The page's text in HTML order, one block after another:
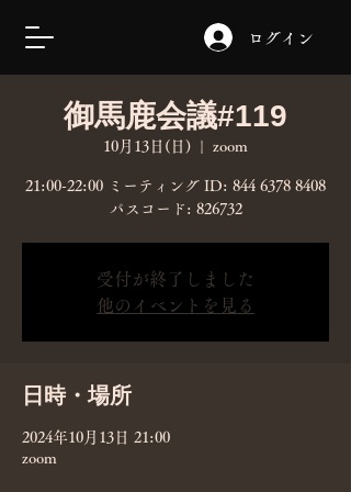
ログイン
御馬鹿会議#119
10月13日(日) zoom
21:00-22:00 ミーティング ID: 844 6378 8408
パスコード: 826732
受付が終了しました
他のイベントを見る
日時・場所
2024年10月13日 21:00
zoom